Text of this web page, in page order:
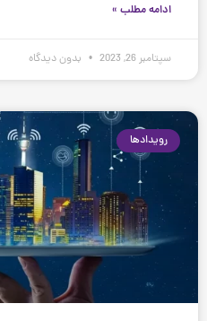
ادامه مطلب »
سپتامبر 26, 2023 بدون دیدگاه
رویدادها